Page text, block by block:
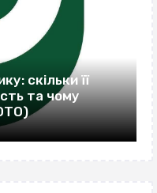
скільки її
та чому